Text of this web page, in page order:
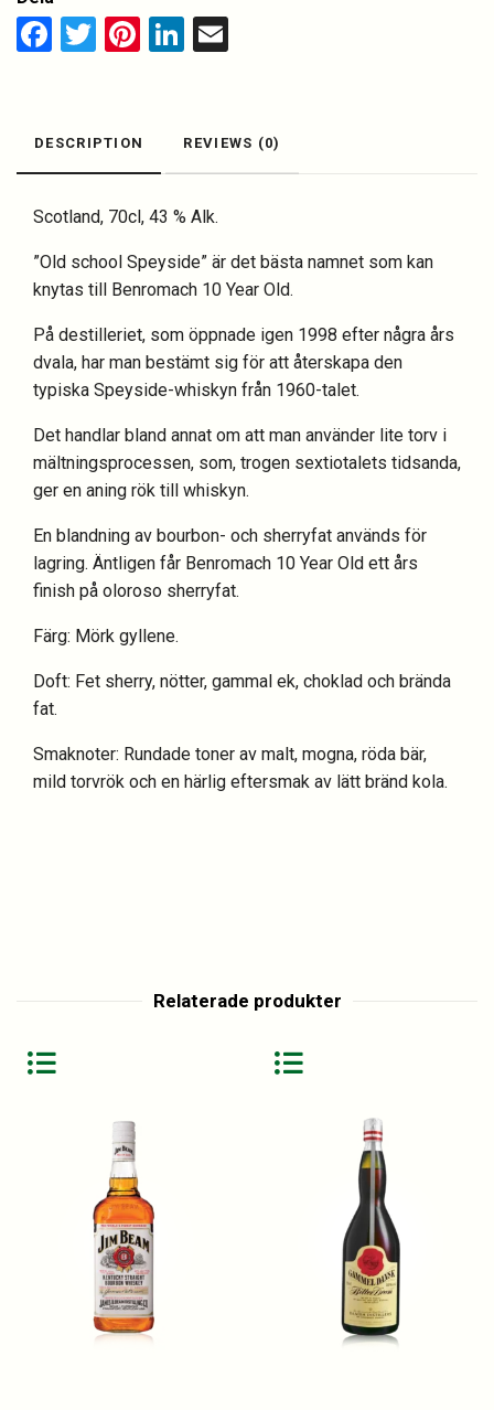
Facebook
TwitterPinterest
LinkedIn
DESCRIPTION REVIEWS (0)
Scotland, 70cl, 43 % Alk.
”Old school Speyside” är det bästa namnet som kan
knytas till Benromach 10 Year Old.
På destilleriet, som öppnade igen 1998 efter några års
dvala, har man bestämt sig för att återskapa den
typiska Speyside-whiskyn från 1960-talet.
Det handlar bland annat om att man använder lite torv i
mältningsprocessen, som, trogen sextiotalets tidsanda,
ger en aning rök till whiskyn.
En blandning av bourbon- och sherryfat används för
lagring. Äntligen får Benromach 10 Year Old ett års
finish på oloroso sherryfat.
Färg: Mörk gyllene.
Doft: Fet sherry, nötter, gammal ek, choklad och brända
fat.
Smaknoter: Rundade toner av malt, mogna, röda bär,
mild torvrök och en härlig eftersmak av lätt bränd kola.
Relaterade produkter